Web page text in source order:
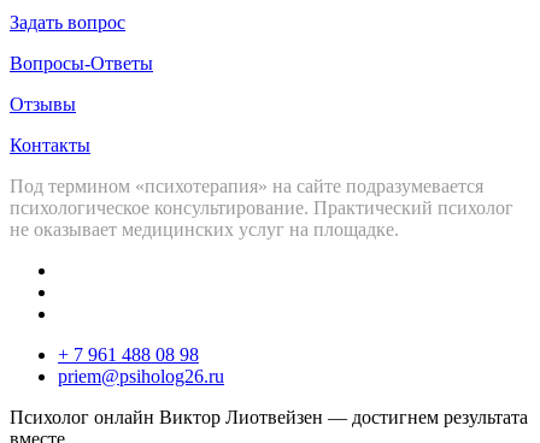
Задать вопрос
Вопросы-Ответы
Отзывы
Контакты
Под термином «психотерапия» на сайте подразумевается
психологическое консультирование. Практический психолог
не оказывает медицинских услуг на площадке.
+ 7 961 488 08 98
priem@psiholog26.ru
Психолог онлайн Виктор Лиотвейзен — достигнем результата
вместе